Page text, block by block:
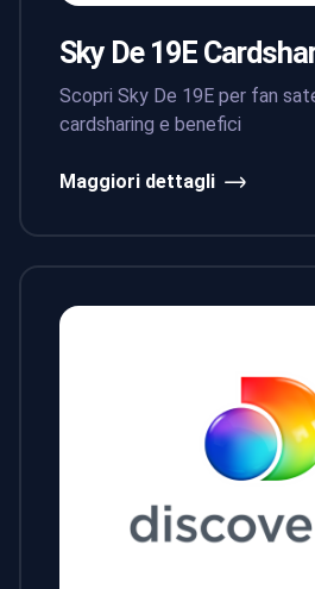
Sky De 19E
Scopri Sky De 19E per fan
cardsharing e benefici
Maggiori dettagli